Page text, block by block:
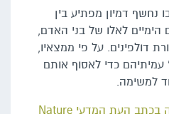
נחשף דמיון מפתיע בין
הימיים לאלו של בני האדם,
דולפינים. על פי ממצאיו,
עמיתיהם כדי לאסוף אותם
למשימה.
שפורסם לאחרונה בכתב העת המדעי Nature